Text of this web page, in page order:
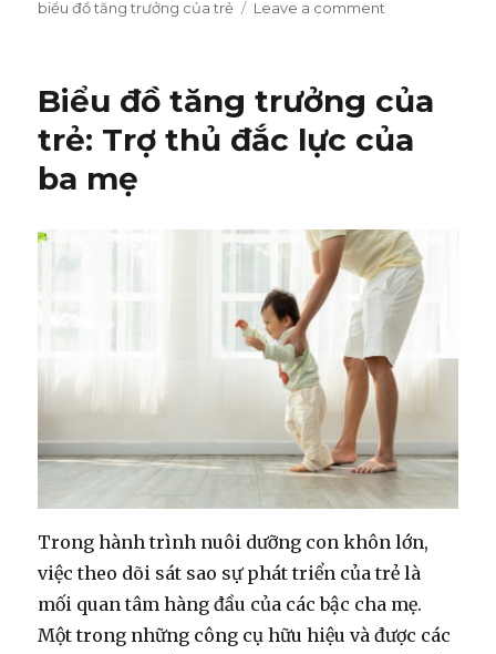
biểu đồ tăng trưởng của trẻ
Leave a comment
biểu
đồ
tăng
dõi
sức
khỏe
của
bé
Biểu đồ tăng trưởng của
trẻ: Trợ thủ đắc lực của
ba mẹ
Trong hành trình nuôi dưỡng con khôn lớn,
việc theo dõi sát sao sự phát triển của trẻ là
mối quan tâm hàng đầu của các bậc cha mẹ.
Một trong những công cụ hữu hiệu và được các